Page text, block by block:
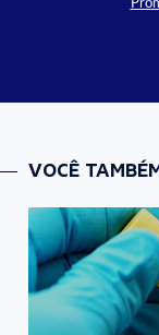
VOCÊ